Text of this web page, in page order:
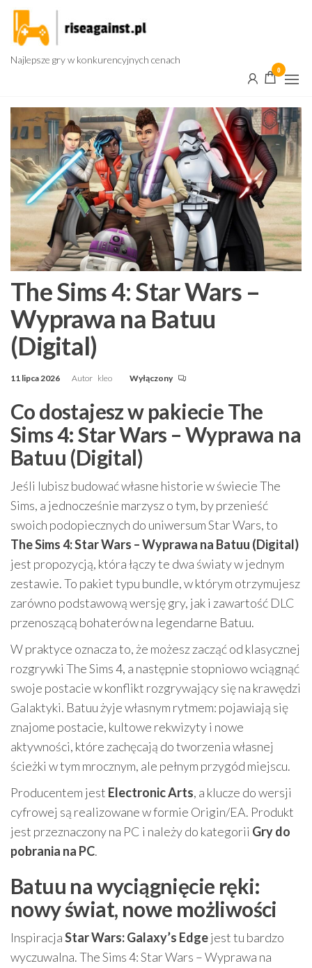
Przejdź
treści
Najlepsze gry w konkurencyjnych cenach
0
The Sims 4: Star Wars –
Wyprawa na Batuu
(Digital)
11 lipca 2026 Autor kleo Wyłączony
Co dostajesz w pakiecie The
Sims 4: Star Wars – Wyprawa na
Batuu (Digital)
Jeśli lubisz budować własne historie w świecie The
Sims, a jednocześnie marzysz o tym, by przenieść
swoich podopiecznych do uniwersum Star Wars, to
The Sims 4: Star Wars – Wyprawa na Batuu (Digital)
jest propozycją, która łączy te dwa światy w jednym
zestawie. To pakiet typu bundle, w którym otrzymujesz
zarówno podstawową wersję gry, jak i zawartość DLC
przenoszącą bohaterów na legendarne Batuu.
W praktyce oznacza to, że możesz zacząć od klasycznej
rozgrywki The Sims 4, a następnie stopniowo wciągnąć
swoje postacie w konflikt rozgrywający się na krawędzi
Galaktyki. Batuu żyje własnym rytmem: pojawiają się
znajome postacie, kultowe rekwizyty i nowe
aktywności, które zachęcają do tworzenia własnej
ścieżki w tym mrocznym, ale pełnym przygód miejscu.
Producentem jest Electronic Arts, a klucze do wersji
cyfrowej są realizowane w formie Origin/EA. Produkt
jest przeznaczony na PC i należy do kategorii Gry do
pobrania na PC.
Batuu na wyciągnięcie ręki:
nowy świat, nowe możliwości
InspiracjaStar Wars: Galaxy’s Edgejest tu bardzo
wyczuwalna. The Sims 4: Star Wars – Wyprawa na